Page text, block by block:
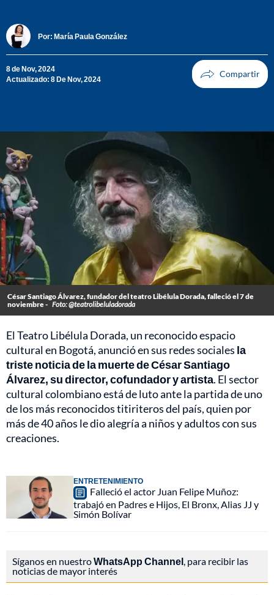
Por: María Paula González
8 de Nov, 2024
Actualizado: 8 De Nov, 2024
César Santiago Álvarez, fundador del teatro Libélula Dorada, falleció el 7 de
noviembre - Foto: @teatrolibeluladorada
El Teatro Libélula Dorada, un reconocido espacio
cultural en Bogotá, anunció en sus redes sociales la
triste noticia de la muerte deCésar Santiago
Álvarez, su director, cofundador y artista. El sector
cultural colombiano está de luto ante la partida de uno
de los más reconocidos titiriteros del país, quien por
más de 40 años le dio alegría a niños y adultos con sus
creaciones.
ENTRETENIMIENTO
Falleció el actor Juan Felipe Muñoz:
trabajó en Padres e Hijos, El Bronx, Alias JJ y
Simón Bolívar
Síganos en nuestroWhatsApp Channel, para recibir las
noticias de mayor interés